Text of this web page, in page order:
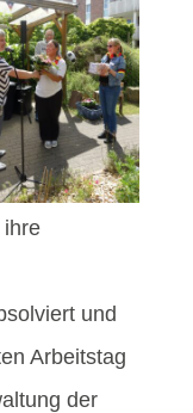
ihre
und
Arbeitstag
der